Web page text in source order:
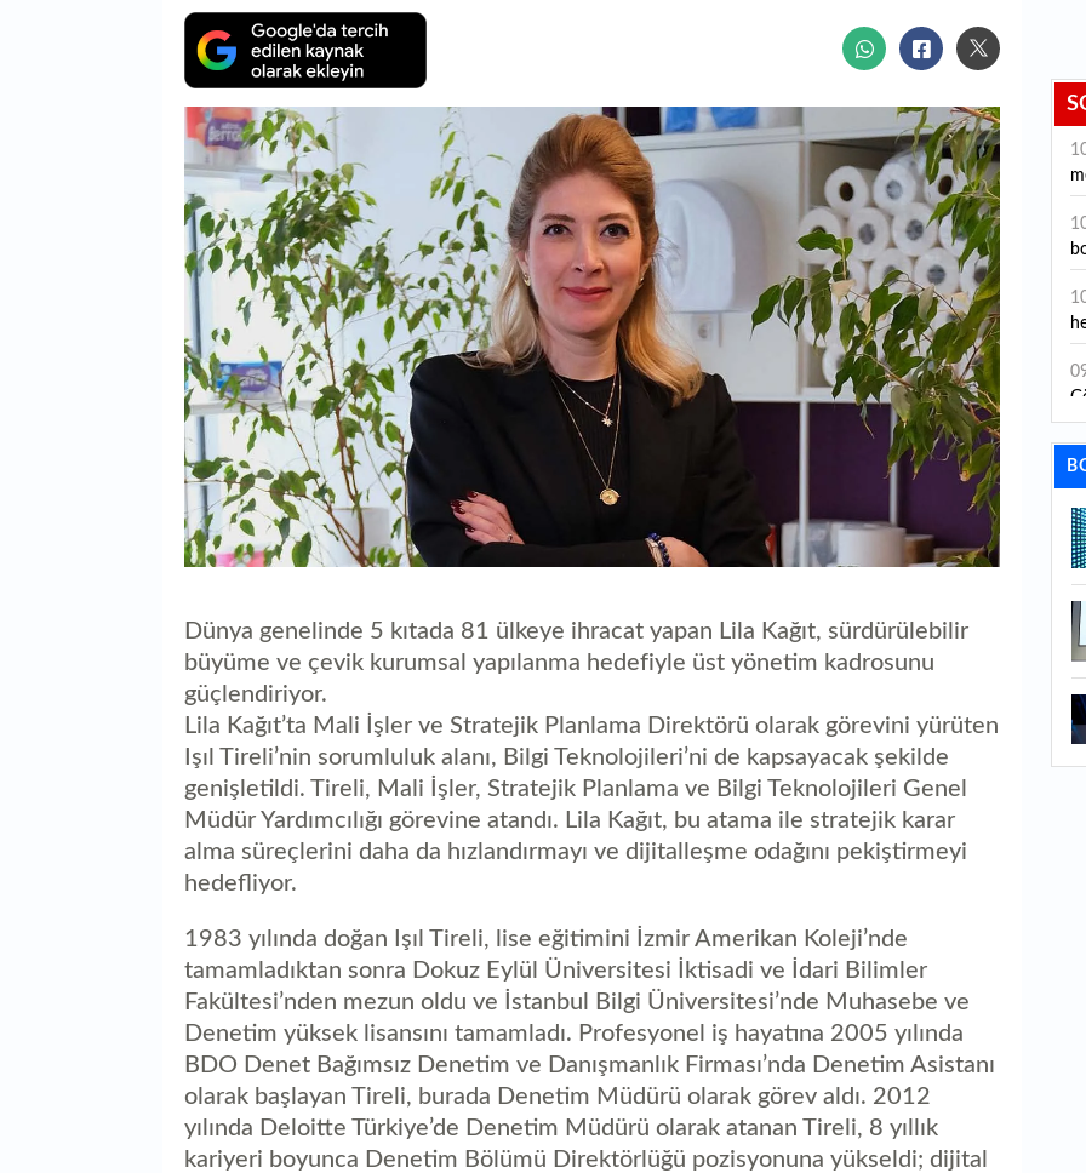
Dünya genelinde 5 kıtada 81 ülkeye ihracat yapan Lila Kağıt, sürdürülebilir
büyüme ve çevik kurumsal yapılanma hedefiyle üst yönetim kadrosunu
güçlendiriyor.
Lila Kağıt’ta Mali İşler ve Stratejik Planlama Direktörü olarak görevini yürüten
Işıl Tireli’nin sorumluluk alanı, Bilgi Teknolojileri’ni de kapsayacak şekilde
genişletildi. Tireli, Mali İşler, Stratejik Planlama ve Bilgi Teknolojileri Genel
Müdür Yardımcılığı görevine atandı. Lila Kağıt, bu atama ile stratejik karar
alma süreçlerini daha da hızlandırmayı ve dijitalleşme odağını pekiştirmeyi
hedefliyor.
1983 yılında doğan Işıl Tireli, lise eğitimini İzmir Amerikan Koleji’nde
tamamladıktan sonra Dokuz Eylül Üniversitesi İktisadi ve İdari Bilimler
Fakültesi’nden mezun oldu ve İstanbul Bilgi Üniversitesi’nde Muhasebe ve
Denetim yüksek lisansını tamamladı. Profesyonel iş hayatına 2005 yılında
BDO Denet Bağımsız Denetim ve Danışmanlık Firması’nda Denetim Asistanı
olarak başlayan Tireli, burada Denetim Müdürü olarak görev aldı. 2012
yılında Deloitte Türkiye’de Denetim Müdürü olarak atanan Tireli, 8 yıllık
kariyeri boyunca Denetim Bölümü Direktörlüğü pozisyonuna yükseldi; dijital